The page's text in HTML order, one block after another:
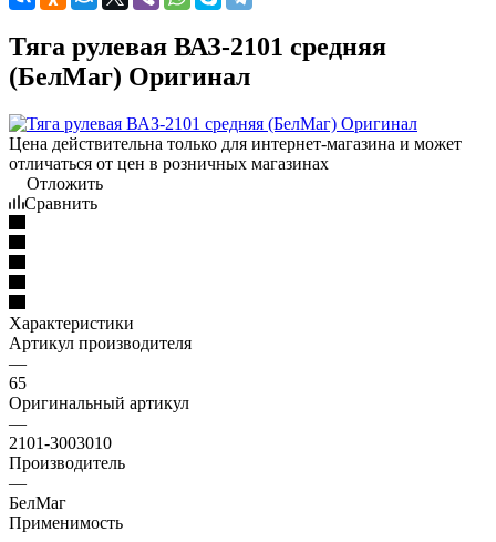
Тяга рулевая ВАЗ-2101 средняя
(БелМаг) Оригинал
Цена действительна только для интернет-магазина и может
отличаться от цен в розничных магазинах
Отложить
Сравнить
Характеристики
Артикул производителя
—
65
Оригинальный артикул
—
2101-3003010
Производитель
—
БелМаг
Применимость